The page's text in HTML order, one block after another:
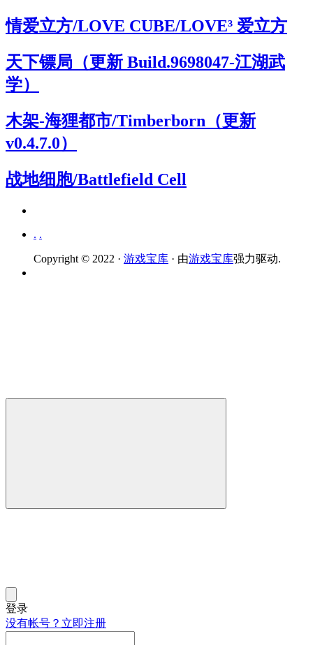
情爱立方/LOVE CUBE/LOVE³ 爱立方
天下镖局（更新 Build.9698047-江湖武
学）
木架-海狸都市/Timberborn（更新
v0.4.7.0）
战地细胞/Battlefield Cell
. .
Copyright © 2022 · 游戏宝库 · 由游戏宝库强力驱动.
登录
没有帐号？立即注册